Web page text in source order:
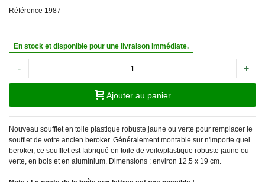
Référence 1987
En stock et disponible pour une livraison immédiate.
- +
Ajouter au panier
Nouveau soufflet en toile plastique robuste jaune ou verte pour remplacer le
soufflet de votre ancien beroker. Généralement montable sur n'importe quel
beroker, ce soufflet est fabriqué en toile de voile/plastique robuste jaune ou
verte, en bois et en aluminium. Dimensions : environ 12,5 x 19 cm.